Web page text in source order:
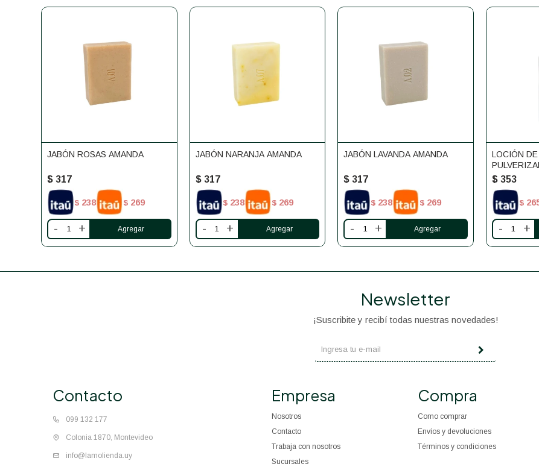
JABÓN ROSAS AMANDA
$ 317
$ 238 $ 269
- +
JABÓN NARANJA AMANDA
$ 317
$ 238 $ 269
- +
JABÓN LAVANDA AMANDA
$ 317
$ 238 $ 269
- +
LOCIÓN
SEÑOR
$ 353
$
- +
Contacto
099 132 177
Colonia 1870, Montevideo
info@lamolienda.uy
Empresa
Nosotros
Contacto
Trabaja con nosotros
Sucursales
Compra
Como comprar
Envíos y devoluciones
Términos y condiciones
Newsletter
¡Suscribite y recibí todas nuestras novedades!